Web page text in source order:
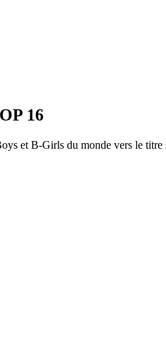
16
et B-Girls du monde vers le